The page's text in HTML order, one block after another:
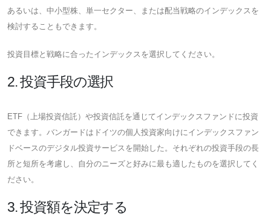
あるいは、中小型株、単一セクター、または配当戦略のインデックスを
検討することもできます。
投資目標と戦略に合ったインデックスを選択してください。
2. 投資手段の選択
ETF（上場投資信託）や投資信託を通じてインデックスファンドに投資
できます。バンガードはドイツの個人投資家向けにインデックスファン
ドベースのデジタル投資サービスを開始した。それぞれの投資手段の長
所と短所を考慮し、自分のニーズと好みに最も適したものを選択してく
ださい。
3. 投資額を決定する